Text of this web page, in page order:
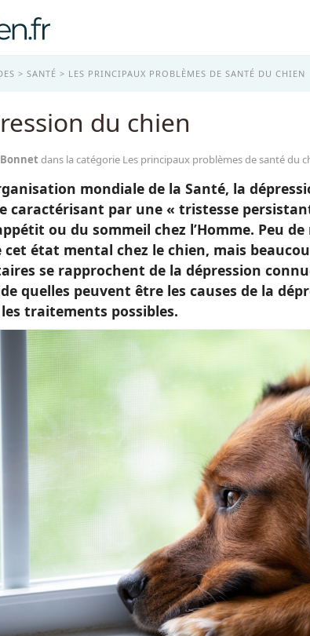
SANTÉ LES PRINCIPAUX PROBLÈMES DE SANTÉ DU CHIEN
du chien
dans la catégorie Les principaux problèmes de santé du
mondiale de la Santé, la
caractérisant par une « tristesse
ou du sommeil chez l’Homme. Peu
cet état mental chez le chien, mais
se rapprochent de la dépression
quelles peuvent être les causes de la
traitements possibles.